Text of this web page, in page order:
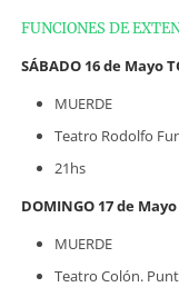
FUNCIONES DE
SÁBADO 16 de Mayo
MUERDE
Teatro Rodolfo
21hs
DOMINGO 17 de
MUERDE
Teatro Colón.